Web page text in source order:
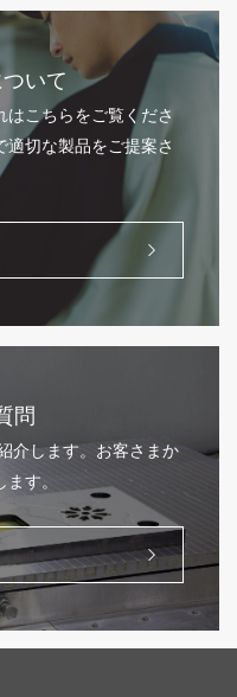
いて
こちらをご覧くださ
切な製品をご提案さ
問
介します。お客さまか
す。